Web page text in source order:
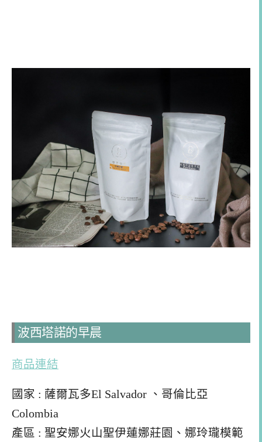
波西塔諾的早晨
商品連結
國家 : 薩爾瓦多El Salvador 、哥倫比亞
Colombia
產區 : 聖安娜火山聖伊蓮娜莊園、娜玲瓏模範